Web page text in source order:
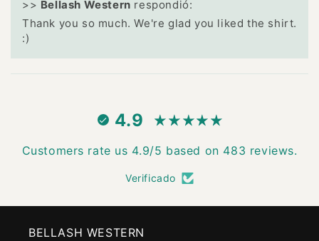
>> Bellash Western respondió:
Thank you so much. We're glad you liked the shirt.
:)
4.9
Customers rate us 4.9/5 based on 483 reviews.
Verificado
BELLASH WESTERN